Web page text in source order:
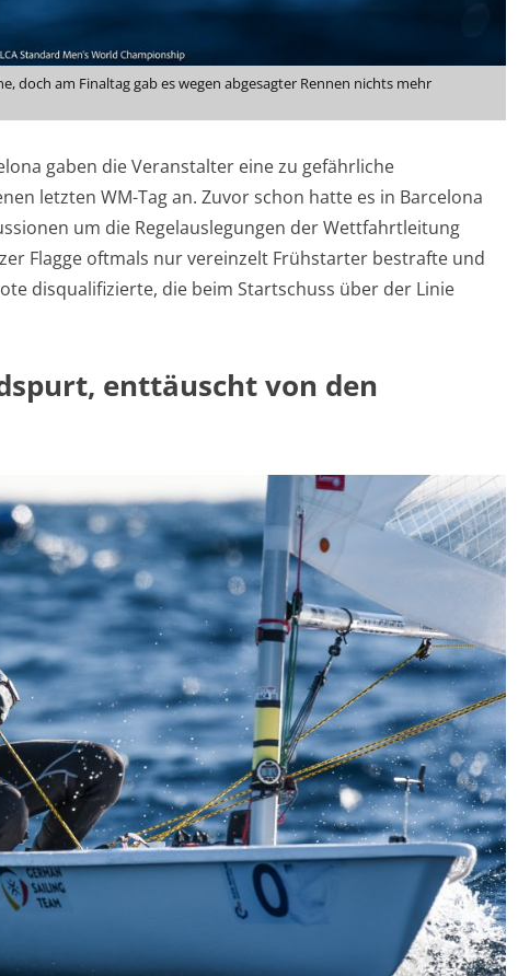
doch am Finaltag gab es wegen abgesagter Rennen nichts mehr
gaben die Veranstalter eine zu gefährliche
letzten WM-Tag an. Zuvor schon hatte es in Barcelona
um die Regelauslegungen der Wettfahrtleitung
Flagge oftmals nur vereinzelt Frühstarter bestrafte und
disqualifizierte, die beim Startschuss über der Linie
enttäuscht von den